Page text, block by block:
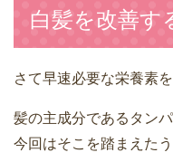
白髪を改善す
さて早速必要な栄養素
髪の主成分であるタン
今回はそこを踏まえたう